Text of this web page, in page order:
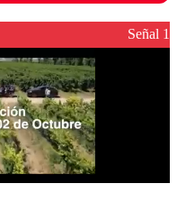
para garantizar un
Señal 1